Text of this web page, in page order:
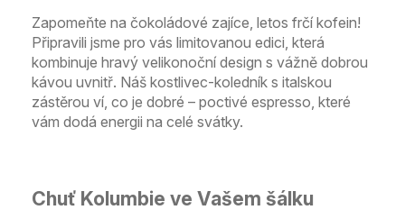
Zapomeňte na čokoládové zajíce, letos frčí kofein!
Připravili jsme pro vás limitovanou edici, která
kombinuje hravý velikonoční design s vážně dobrou
kávou uvnitř. Náš kostlivec-koledník s italskou
zástěrou ví, co je dobré – poctivé espresso, které
vám dodá energii na celé svátky.
Chuť Kolumbie ve Vašem šálku